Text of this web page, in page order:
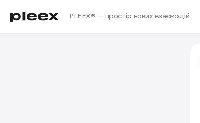
PLEEX® — простір нових взаємодій